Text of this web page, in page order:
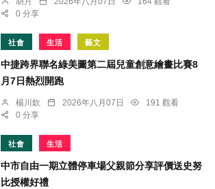
0 分享
社會 生活 藝文
中捷跨界聯名綠美圖第二屆兒童創意繪畫比賽8
月7日熱烈開跑
楊川欽 2026年八月07日
191 觀看
0 分享
社會 生活
中市自由一期立體停車場父親節分享評價送史努
比授權好禮